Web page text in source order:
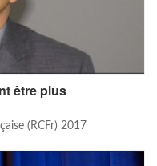
être plus
(RCFr) 2017